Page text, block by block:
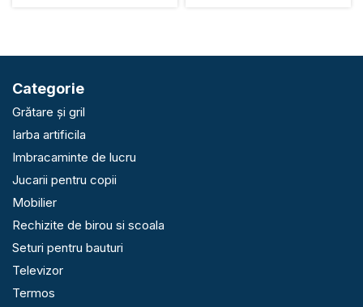
Categorie
Grătare și gril
Iarba artificila
Imbracaminte de lucru
Jucarii pentru copii
Mobilier
Rechizite de birou si scoala
Seturi pentru bauturi
Televizor
Termos